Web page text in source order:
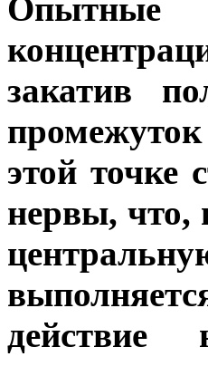
Опытные
закатив
этой точке
нервы, что,